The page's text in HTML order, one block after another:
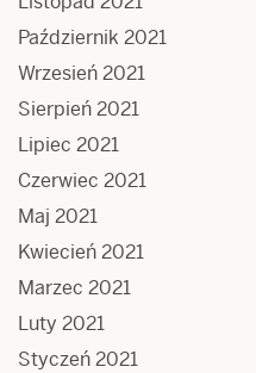
Październik 2021
Wrzesień 2021
Sierpień 2021
Lipiec 2021
Czerwiec 2021
Maj 2021
Kwiecień 2021
Marzec 2021
Luty 2021
Styczeń 2021